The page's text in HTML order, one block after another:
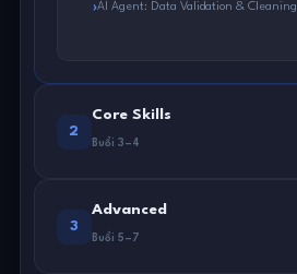
AI Agent: Data Validation & Cleaning
2
Core Skills
Buổi 3–4
3
Advanced
Buổi 5–7